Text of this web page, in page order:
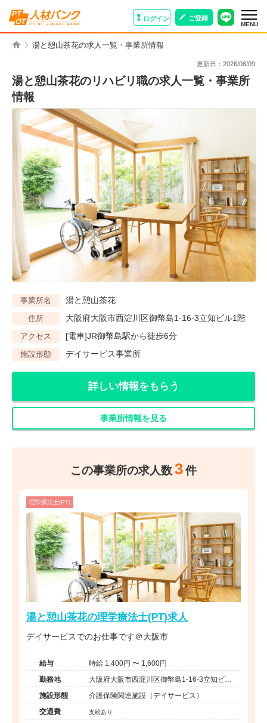
ログイン ご登録
MENU
湯と憩山茶花の求人一覧・事業所情報
更新日： 2026/06/09
湯と憩山茶花のリハビリ職の求人一覧・事業所
情報
事業所名 湯と憩山茶花
住所 大阪府大阪市西淀川区御幣島1-16-3立知ビル1階
アクセス [電車]JR御幣島駅から徒歩6分
施設形態 デイサービス事業所
詳しい情報をもらう
事業所情報を見る
この事業所の求人数3件
理学療法士(PT)
湯と憩山茶花の理学療法士(PT)求人
デイサービスでのお仕事です＠大阪市
給与
時給 1,400円 〜 1,600円
勤務地
大阪府大阪市西淀川区御幣島1-16-3立知ビル1
階
施設形態
介護保険関連施設（デイサービス）
交通費
支給あり